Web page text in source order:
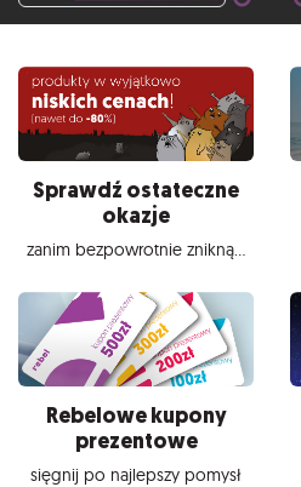
Sprawdź ostateczne
okazje
zanim bezpowrotnie znikną...
Rebelowe kupony
prezentowe
sięgnij po najlepszy pomysł